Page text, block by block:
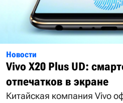
Новости
Vivo X20 Plus UD:
отпечатков в экране
Китайская компания Vivo